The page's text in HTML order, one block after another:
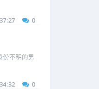
0
份不明的男
0